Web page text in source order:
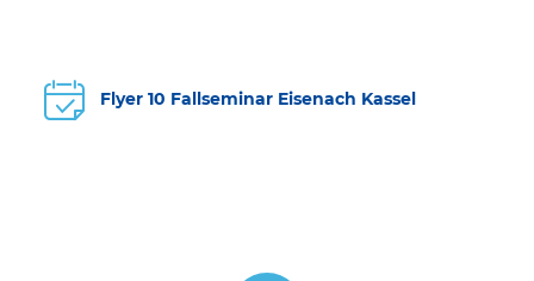
Flyer 10 Fallseminar Eisenach Kassel